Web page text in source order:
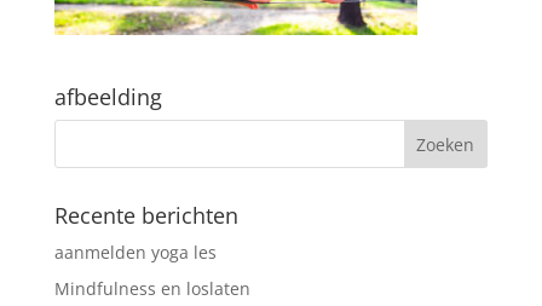
afbeelding
Recente berichten
aanmelden yoga les
Mindfulness en loslaten